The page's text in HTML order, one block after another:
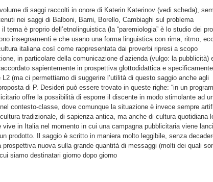
di saggi raccolti in onore di Katerin Katerinov (vedi scheda),
nei saggi di Balboni, Barni, Borello, Cambiaghi sul problema
tema è proprio dell’etnolinguistica (la “paremiologia” è lo studio dei
insegnamenti e che usano una forma linguistica con rima, ritmo,
italiana così come rappresentata dai proverbi ripresi a scopo
in particolare della comunicazione d’azienda (vulgo: la pubblicità)
sapientemente in prospettiva glottodidattica e specificamente
L2 (ma ci permettiamo di suggerire l’utilità di questo saggio anche agli
di P. Desideri può essere trovato in queste righe: “in un
offre la possibilità di esporre il discente in modo stimolante ad
contesto-classe, dove comunque la situazione è invece sempre
tradizionale, di sapienza antica, ma anche di cultura quotidiana
vive in Italia nel momento in cui una campagna pubblicitaria viene
prodotto. Il saggio è scritto in maniera molto leggibile, senza
nuova sulla grande quantità di messaggi (molti dei quali
siamo destinatari giorno dopo giorno